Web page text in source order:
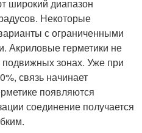
широкий диапазон
Некоторые
с ограниченными
Акриловые герметики не
зонах. Уже при
связь начинает
появляются
соединение получается